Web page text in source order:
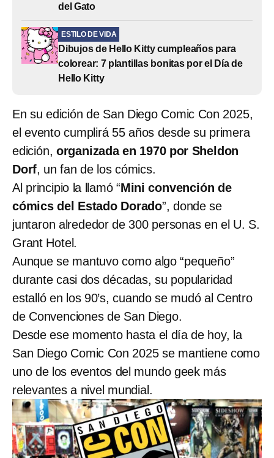
del Gato
ESTILO DE VIDA
Dibujos de Hello Kitty cumpleaños para
colorear: 7 plantillas bonitas por el Día de
Hello Kitty
En su edición de San Diego Comic Con 2025,
el evento cumplirá 55 años desde su primera
edición, organizada en 1970 por Sheldon
Dorf, un fan de los cómics.
Al principio la llamó “Mini convención de
cómics del Estado Dorado”, donde se
juntaron alrededor de 300 personas en el U. S.
Grant Hotel.
Aunque se mantuvo como algo “pequeño”
durante casi dos décadas, su popularidad
estalló en los 90’s, cuando se mudó al Centro
de Convenciones de San Diego.
Desde ese momento hasta el día de hoy, la
San Diego Comic Con 2025 se mantiene como
uno de los eventos del mundo geek más
relevantes a nivel mundial.